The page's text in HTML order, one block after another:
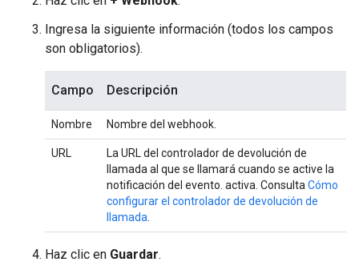
Ingresa la siguiente información (todos los campos
son obligatorios).
Campo Descripción
Nombre Nombre del webhook.
URL
La URL del controlador de devolución de
llamada al que se llamará cuando se active la
notificación del evento. activa. Consulta Cómo
configurar el controlador de devolución de
llamada
Haz clic en Guardar.